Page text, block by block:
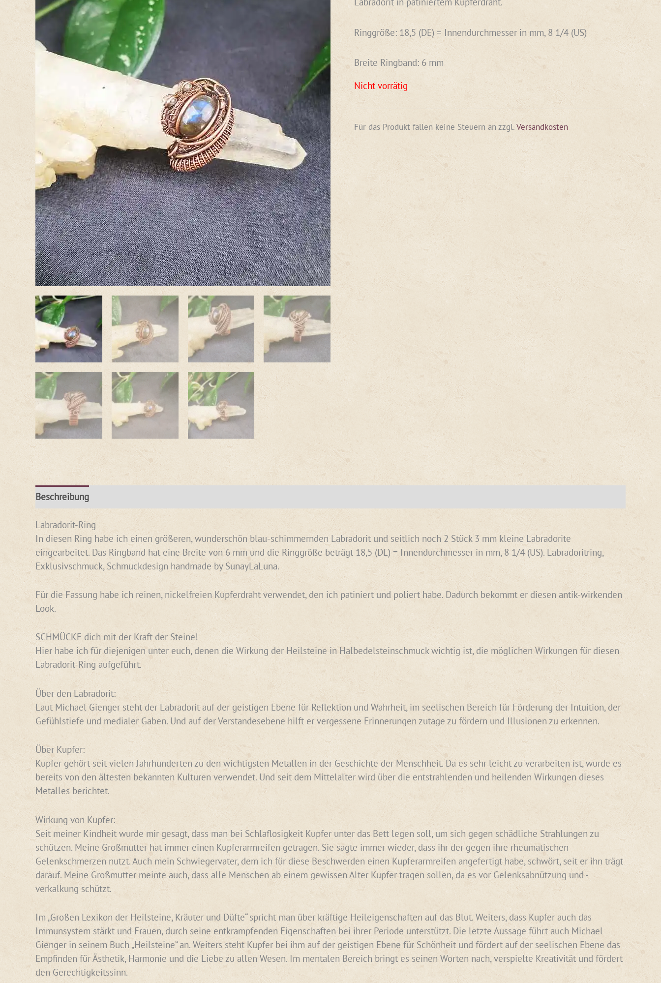
auf
Ringgröße: 18,5 (DE) = Innendurchmesser in mm, 8 1/4 (US)
Breite Ringband: 6 mm
Nicht vorrätig
Für das Produkt fallen keine Steuern an zzgl.Versandkosten
Beschreibung
Labradorit-Ring
In diesen Ring habe ich einen größeren, wunderschön blau-schimmernden Labradorit und seitlich noch 2 Stück 3 mm kleine Labradorite
eingearbeitet. Das Ringband hat eine Breite von 6 mm und die Ringgröße beträgt 18,5 (DE) = Innendurchmesser in mm, 8 1/4 (US). Labradoritring,
Exklusivschmuck, Schmuckdesign handmade by SunayLaLuna.
Für die Fassung habe ich reinen, nickelfreien Kupferdraht verwendet, den ich patiniert und poliert habe. Dadurch bekommt er diesen antik-wirkenden
Look.
SCHMÜCKE dich mit der Kraft der Steine!
Hier habe ich für diejenigen unter euch, denen die Wirkung der Heilsteine in Halbedelsteinschmuck wichtig ist, die möglichen Wirkungen für diesen
Labradorit-Ring aufgeführt.
Über den Labradorit:
Laut Michael Gienger steht der Labradorit auf der geistigen Ebene für Reflektion und Wahrheit, im seelischen Bereich für Förderung der Intuition, der
Gefühlstiefe und medialer Gaben. Und auf der Verstandesebene hilft er vergessene Erinnerungen zutage zu fördern und Illusionen zu erkennen.
Über Kupfer:
Kupfer gehört seit vielen Jahrhunderten zu den wichtigsten Metallen in der Geschichte der Menschheit. Da es sehr leicht zu verarbeiten ist, wurde es
bereits von den ältesten bekannten Kulturen verwendet. Und seit dem Mittelalter wird über die entstrahlenden und heilenden Wirkungen dieses
Metalles berichtet.
Wirkung von Kupfer:
Seit meiner Kindheit wurde mir gesagt, dass man bei Schlaflosigkeit Kupfer unter das Bett legen soll, um sich gegen schädliche Strahlungen zu
schützen. Meine Großmutter hat immer einen Kupferarmreifen getragen. Sie sagte immer wieder, dass ihr der gegen ihre rheumatischen
Gelenkschmerzen nutzt. Auch mein Schwiegervater, dem ich für diese Beschwerden einen Kupferarmreifen angefertigt habe, schwört, seit er ihn trägt
darauf. Meine Großmutter meinte auch, dass alle Menschen ab einem gewissen Alter Kupfer tragen sollen, da es vor Gelenksabnützung und -
verkalkung schützt.
Im „Großen Lexikon der Heilsteine, Kräuter und Düfte“ spricht man über kräftige Heileigenschaften auf das Blut. Weiters, dass Kupfer auch das
Immunsystem stärkt und Frauen, durch seine entkrampfenden Eigenschaften bei ihrer Periode unterstützt. Die letzte Aussage führt auch Michael
Gienger in seinem Buch „Heilsteine“ an. Weiters steht Kupfer bei ihm auf der geistigen Ebene für Schönheit und fördert auf der seelischen Ebene das
Empfinden für Ästhetik, Harmonie und die Liebe zu allen Wesen. Im mentalen Bereich bringt es seinen Worten nach, verspielte Kreativität und fördert
den Gerechtigkeitssinn.